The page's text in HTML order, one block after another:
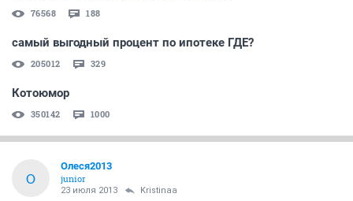
76568 188
самый выгодный процент по ипотеке ГДЕ?
205012 329
Котоюмор
350142 1000
О
Олеся2013
junior
23 июля 2013 Kristinaa